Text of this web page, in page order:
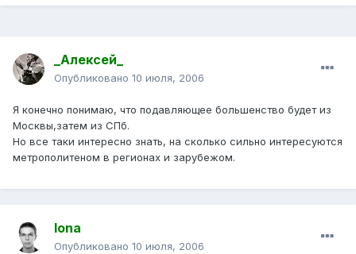
_Алексей_
Опубликовано 10 июля, 2006
Я конечно понимаю, что подавляющее большенство будет из
Москвы,затем из СПб.
Но все таки интересно знать, на сколько сильно интересуются
метрополитеном в регионах и зарубежом.
Iona
Опубликовано 10 июля, 2006